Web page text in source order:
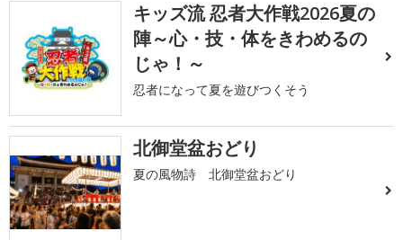
キッズ流 忍者大作戦2026夏の
陣～心・技・体をきわめるの
じゃ！～
忍者になって夏を遊びつくそう
北御堂盆おどり
夏の風物詩 北御堂盆おどり